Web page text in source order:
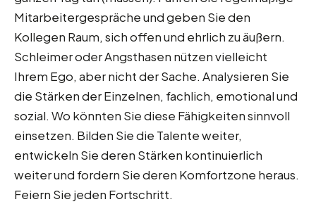
Mitarbeitergespräche und geben Sie den
Kollegen Raum, sich offen und ehrlich zu äußern.
Schleimer oder Angsthasen nützen vielleicht
Ihrem Ego, aber nicht der Sache. Analysieren Sie
die Stärken der Einzelnen, fachlich, emotional und
sozial. Wo könnten Sie diese Fähigkeiten sinnvoll
einsetzen. Bilden Sie die Talente weiter,
entwickeln Sie deren Stärken kontinuierlich
weiter und fordern Sie deren Komfortzone heraus.
Feiern Sie jeden Fortschritt.